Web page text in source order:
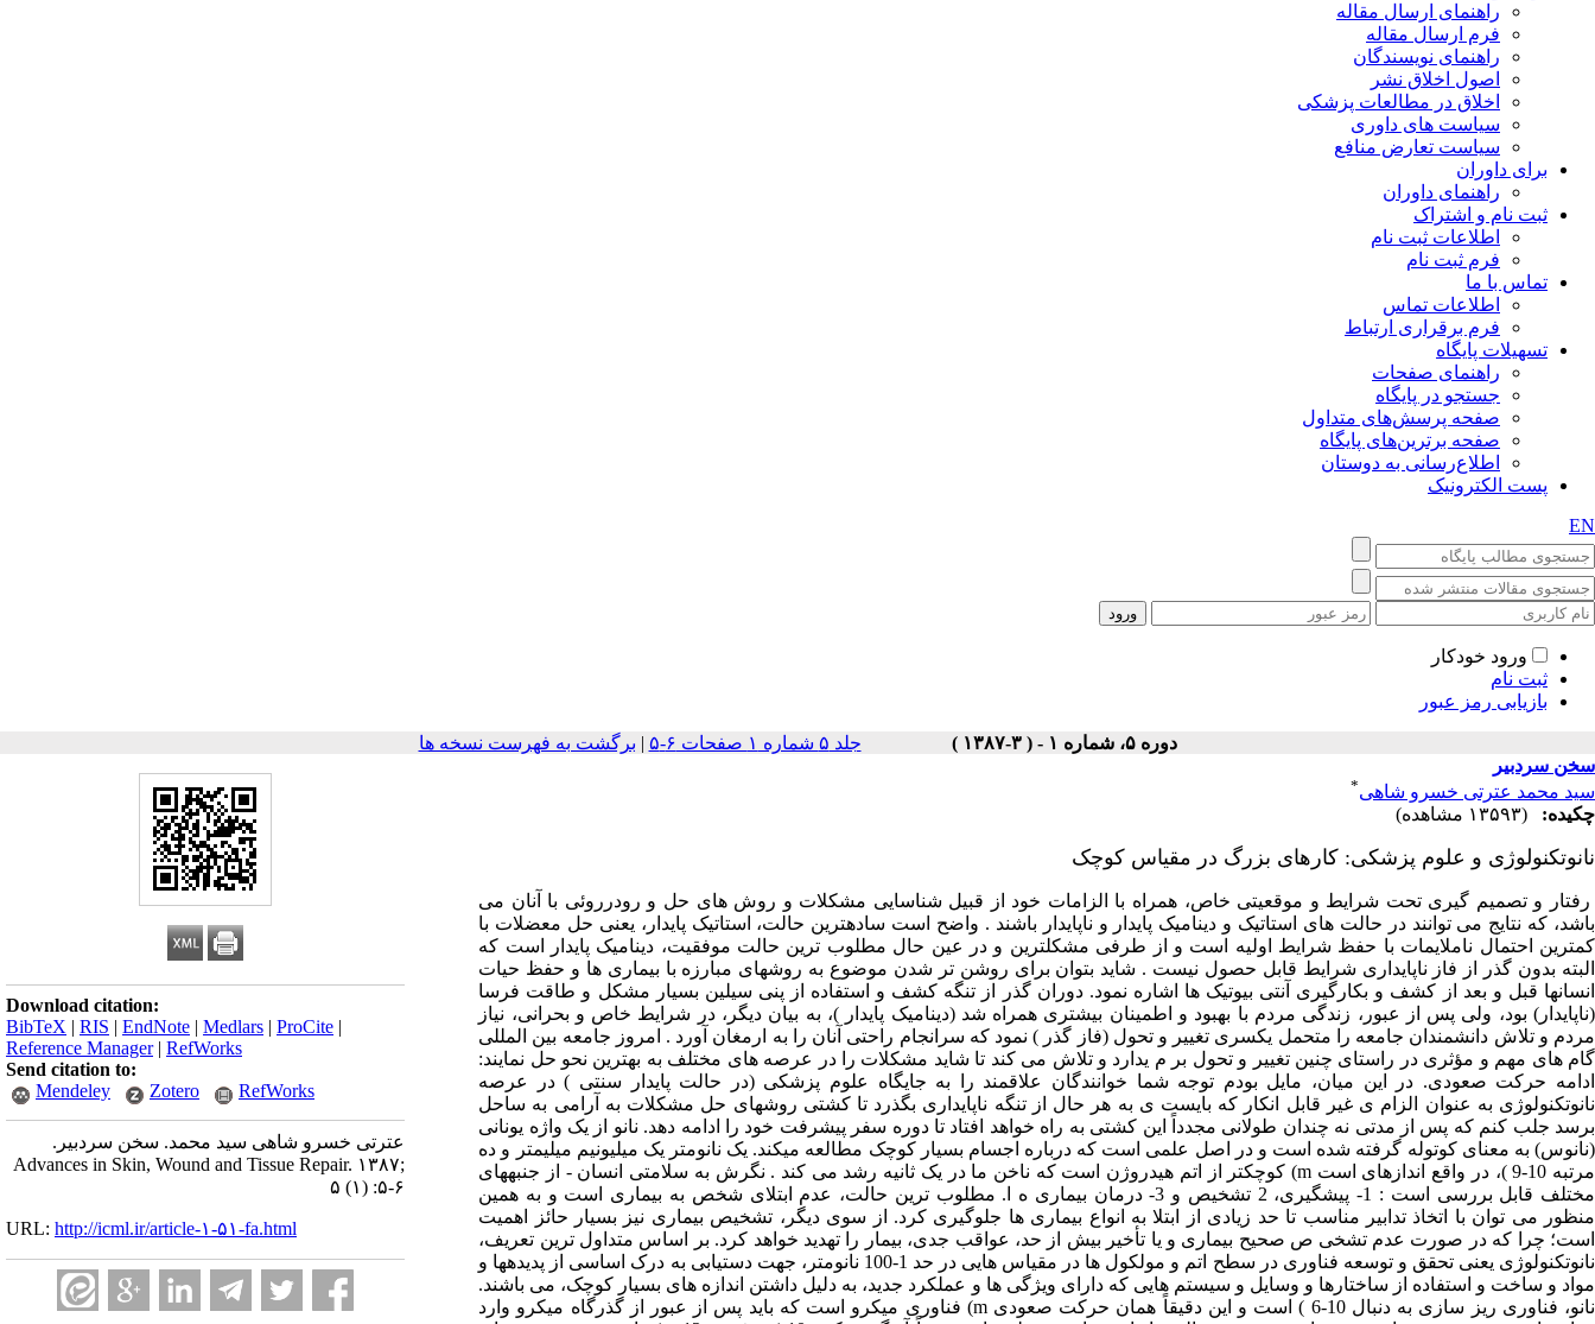
راهنمای ارسال مقاله
فرم ارسال مقاله
راهنمای نویسندگان
اصول اخلاق نشر
اخلاق در مطالعات پزشکی
سیاست های داوری
سیاست تعارض منافع
برای داوران
راهنمای داوران
ثبت نام و اشتراک
اطلاعات ثبت نام
فرم ثبت نام
تماس با ما
اطلاعات تماس
فرم برقراری ارتباط
تسهیلات پایگاه
راهنمای صفحات
جستجو در پایگاه
صفحه پرسش‌های متداول
صفحه برترین‌های پایگاه
اطلاع‌رسانی به دوستان
پست الکترونیک
EN
ورود خودکار
ثبت نام
بازیابی رمز عبور
دوره ۵، شماره ۱ - ( ۳-۱۳۸۷ ) جلد ۵ شماره ۱ صفحات ۶-۵ | برگشت به فهرست نسخه ها
Download citation:
BibTeX | RIS | EndNote | Medlars | ProCite |
Reference Manager| RefWorks
Send citation to:
Mendeley
Zotero RefWorks
عترتی خسرو شاهی سید محمد. سخن سردبیر.
Advances in Skin, Wound and Tissue Repair. ۱۳۸۷;
۵ (۱) :۵-۶
URL: http://icml.ir/article-۱-۵۱-fa.html
سخن سردبیر
سید محمد عترتی خسرو شاهی*
چکیده: (۱۳۵۹۳ مشاهده)
نانوتکنولوژی و علوم پزشکی: کارهای بزرگ در مقیاس کوچک
رفتار و تصمیم گیری تحت شرایط و موقعیتی خاص، همراه با الزامات خود از قبیل شناسایی مشکلات و روش های حل و رودرروئی با آنان می
باشد، که نتایج می توانند در حالت های استاتیک و دینامیک پایدار و ناپایدار باشند . واضح است سادهترین حالت، استاتیک پایدار، یعنی حل معضلات با
کمترین احتمال ناملایمات با حفظ شرایط اولیه است و از طرفی مشکلترین و در عین حال مطلوب ترین حالت موفقیت، دینامیک پایدار است که
البته بدون گذر از فاز ناپایداری شرایط قابل حصول نیست . شاید بتوان برای روشن تر شدن موضوع به روشهای مبارزه با بیماری ها و حفظ حیات
انسانها قبل و بعد از کشف و بکارگیری آنتی بیوتیک ها اشاره نمود. دوران گذر از تنگه کشف و استفاده از پنی سیلین بسیار مشکل و طاقت فرسا
(ناپایدار) بود، ولی پس از عبور، زندگی مردم با بهبود و اطمینان بیشتری همراه شد (دینامیک پایدار )، به بیان دیگر، در شرایط خاص و بحرانی، نیاز
مردم و تلاش دانشمندان جامعه را متحمل یکسری تغییر و تحول (فاز گذر ) نمود که سرانجام راحتی آنان را به ارمغان آورد . امروز جامعه بین المللی
گام های مهم و مؤثری در راستای چنین تغییر و تحول بر م یدارد و تلاش می کند تا شاید مشکلات را در عرصه های مختلف به بهترین نحو حل نمایند:
ادامه حرکت صعودی. در این میان، مایل بودم توجه شما خوانندگان علاقمند را به جایگاه علوم پزشکی (در حالت پایدار سنتی ) در عرصه
نانوتکنولوژی به عنوان الزام ی غیر قابل انکار که بایست ی به هر حال از تنگه ناپایداری بگذرد تا کشتی روشهای حل مشکلات به آرامی به ساحل
برسد جلب کنم که پس از مدتی نه چندان طولانی مجدداً این کشتی به راه خواهد افتاد تا دوره سفر پیشرفت خود را ادامه دهد. نانو از یک واژه یونانی
(نانوس) به معنای کوتوله گرفته شده است و در اصل علمی است که درباره اجسام بسیار کوچک مطالعه میکند. یک نانومتر یک میلیونیم میلیمتر و ده
مرتبه 10-9 )، در واقع اندازهای است m) کوچکتر از اتم هیدروژن است که ناخن ما در یک ثانیه رشد می کند . نگرش به سلامتی انسان - از جنبههای
مختلف قابل بررسی است : 1- پیشگیری، 2 تشخیص و 3- درمان بیماری ه ا. مطلوب ترین حالت، عدم ابتلای شخص به بیماری است و به همین
منظور می توان با اتخاذ تدابیر مناسب تا حد زیادی از ابتلا به انواع بیماری ها جلوگیری کرد. از سوی دیگر، تشخیص بیماری نیز بسیار حائز اهمیت
است؛ چرا که در صورت عدم تشخی ص صحیح بیماری و یا تأخیر بیش از حد، عواقب جدی، بیمار را تهدید خواهد کرد. بر اساس متداول ترین تعریف،
نانوتکنولوژی یعنی تحقق و توسعه فناوری در سطح اتم و مولکول ها در مقیاس هایی در حد 1-100 نانومتر، جهت دستیابی به درک اساسی از پدیدهها و
مواد و ساخت و استفاده از ساختارها و وسایل و سیستم هایی که دارای ویژگی ها و عملکرد جدید، به دلیل داشتن اندازه های بسیار کوچک، می باشند.
نانو، فناوری ریز سازی به دنبال 10-6 ) است و این دقیقاً همان حرکت صعودی m) فناوری میکرو است که باید پس از عبور از گذرگاه میکرو وارد